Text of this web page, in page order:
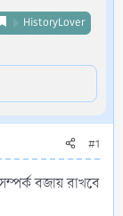
HistoryLover
#1
বজায় রাখবে